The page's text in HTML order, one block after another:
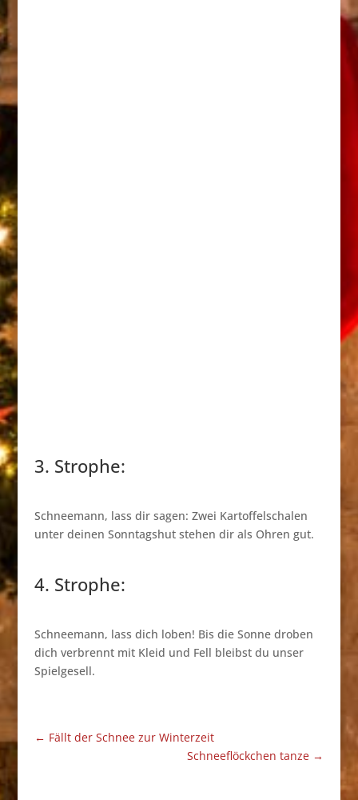
3. Strophe:
Schneemann, lass dir sagen: Zwei Kartoffelschalen
unter deinen Sonntagshut stehen dir als Ohren gut.
4. Strophe:
Schneemann, lass dich loben! Bis die Sonne droben
dich verbrennt mit Kleid und Fell bleibst du unser
Spielgesell.
← Fällt der Schnee zur Winterzeit
Schneeflöckchen tanze →